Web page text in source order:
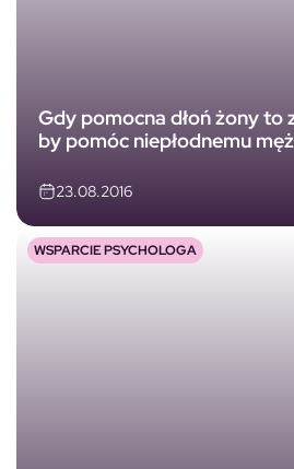
Gdy pomocna dłoń żony to
by pomóc niepłodnemu
23.08.2016
WSPARCIE PSYCHOLOGA